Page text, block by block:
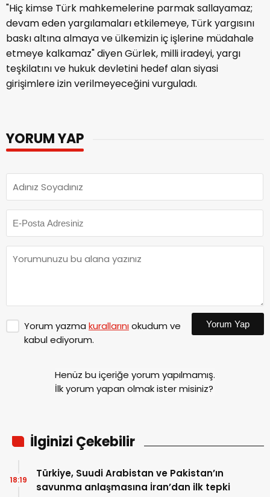
"Hiç kimse Türk mahkemelerine parmak sallayamaz;
devam eden yargılamaları etkilemeye, Türk yargısını
baskı altına almaya ve ülkemizin iç işlerine müdahale
etmeye kalkamaz" diyen Gürlek, milli iradeyi, yargı
teşkilatını ve hukuk devletini hedef alan siyasi
girişimlere izin verilmeyeceğini vurguladı.
YORUM YAP
Yorum yazma kurallarınıokudum ve
kabul ediyorum.
Yorum Yap
Henüz bu içeriğe yorum yapılmamış.
İlk yorum yapan olmak ister misiniz?
İlginizi Çekebilir
Türkiye, Suudi Arabistan ve Pakistan’ın
savunma anlaşmasına İran’dan ilk tepki
18:19